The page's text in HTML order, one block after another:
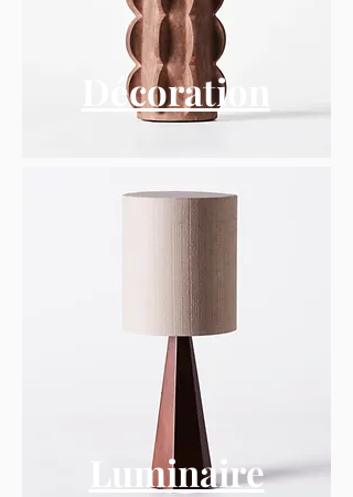
Décoration
Luminaire